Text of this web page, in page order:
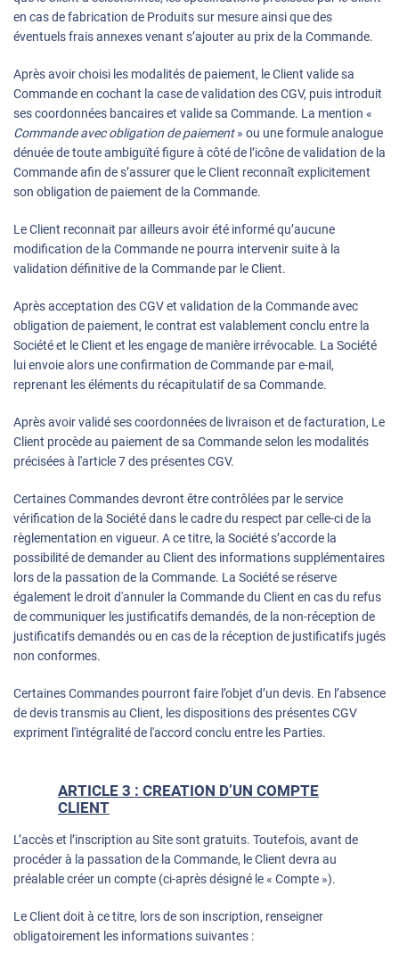
en cas de fabrication de Produits sur mesure ainsi que des
éventuels frais annexes venant s’ajouter au prix de la Commande.
Après avoir choisi les modalités de paiement, le Client valide sa
Commande en cochant la case de validation des CGV, puis introduit
ses coordonnées bancaires et valide sa Commande. La mention «
Commande avec obligation de paiement» ou une formule analogue
dénuée de toute ambiguïté figure à côté de l’icône de validation de la
Commande afin de s’assurer que le Client reconnaît explicitement
son obligation de paiement de la Commande.
Le Client reconnait par ailleurs avoir été informé qu’aucune
modification de la Commande ne pourra intervenir suite à la
validation définitive de la Commande par le Client.
Après acceptation des CGV et validation de la Commande avec
obligation de paiement, le contrat est valablement conclu entre la
Société et le Client et les engage de manière irrévocable. La Société
lui envoie alors une confirmation de Commande par e-mail,
reprenant les éléments du récapitulatif de sa Commande.
Après avoir validé ses coordonnées de livraison et de facturation, Le
Client procède au paiement de sa Commande selon les modalités
précisées à l'article 7 des présentes CGV.
Certaines Commandes devront être contrôlées par le service
vérification de la Société dans le cadre du respect par celle-ci de la
règlementation en vigueur. A ce titre, la Société s’accorde la
possibilité de demander au Client des informations supplémentaires
lors de la passation de la Commande. La Société se réserve
également le droit d'annuler la Commande du Client en cas du refus
de communiquer les justificatifs demandés, de la non-réception de
justificatifs demandés ou en cas de la réception de justificatifs jugés
non conformes.
Certaines Commandes pourront faire l’objet d’un devis. En l’absence
de devis transmis au Client, les dispositions des présentes CGV
expriment l'intégralité de l'accord conclu entre les Parties.
ARTICLE 3 : CREATION D’UN COMPTE
CLIENT
L’accès et l’inscription au Site sont gratuits. Toutefois, avant de
procéder à la passation de la Commande, le Client devra au
préalable créer un compte (ci-après désigné le « Compte »).
Le Client doit à ce titre, lors de son inscription, renseigner
obligatoirement les informations suivantes :